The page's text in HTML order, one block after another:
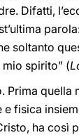
Difatti,
soltanto
spirito” (
Prima quella
e fisica
ha così